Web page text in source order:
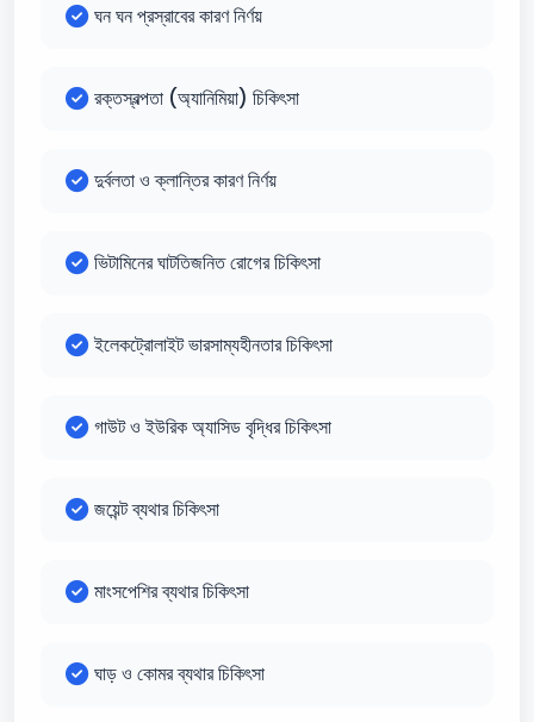
ঘন ঘন প্রস্রাবের কারণ নির্ণয়
রক্তস্বল্পতা (অ্যানিমিয়া) চিকিৎসা
দুর্বলতা ও ক্লান্তির কারণ নির্ণয়
ভিটামিনের ঘাটতিজনিত রোগের চিকিৎসা
ইলেকট্রোলাইট ভারসাম্যহীনতার চিকিৎসা
গাউট ও ইউরিক অ্যাসিড বৃদ্ধির চিকিৎসা
জয়েন্ট ব্যথার চিকিৎসা
মাংসপেশির ব্যথার চিকিৎসা
ঘাড় ও কোমর ব্যথার চিকিৎসা